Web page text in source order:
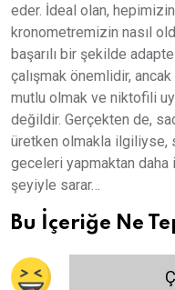
eder. İdeal olan,
kronometremizin nasıl
başarılı bir şekilde
çalışmak önemlidir,
mutlu olmak ve niktofili
değildir. Gerçekten de,
üretken olmakla ilgiliyse,
geceleri yapmaktan
şeyiyle sarar…
Bu İçeriğe Ne